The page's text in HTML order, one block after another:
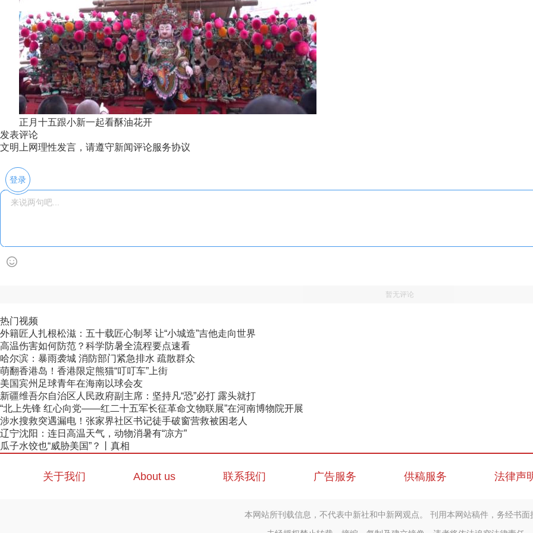
正月十五跟小新一起看酥油花开
发表评论
文明上网理性发言，请遵守新闻评论服务协议
登录
暂无评论
热门视频
外籍匠人扎根松滋：五十载匠心制琴 让“小城造”吉他走向世界
高温伤害如何防范？科学防暑全流程要点速看
哈尔滨：暴雨袭城 消防部门紧急排水 疏散群众
萌翻香港岛！香港限定熊猫“叮叮车”上街
美国宾州足球青年在海南以球会友
新疆维吾尔自治区人民政府副主席：坚持凡“恐”必打 露头就打
“北上先锋 红心向党——红二十五军长征革命文物联展”在河南博物院开展
涉水搜救突遇漏电！张家界社区书记徒手破窗营救被困老人
辽宁沈阳：连日高温天气，动物消暑有“凉方”
瓜子水饺也“威胁美国”？丨真相
关于我们 About us 联系我们 广告服务 供稿服务 法律声
本网站所刊载信息，不代表中新社和中新网观点。 刊用本网站稿件，务经书面